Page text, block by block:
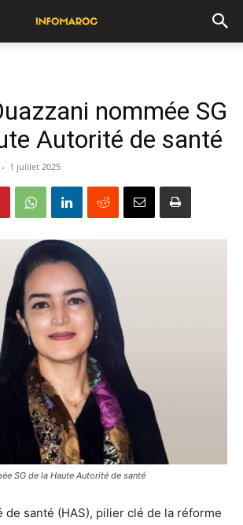
nommée SG
Autorité de santé
- 1 juillet 2025
SG de la Haute Autorité de santé
de santé (HAS), pilier clé de la réforme